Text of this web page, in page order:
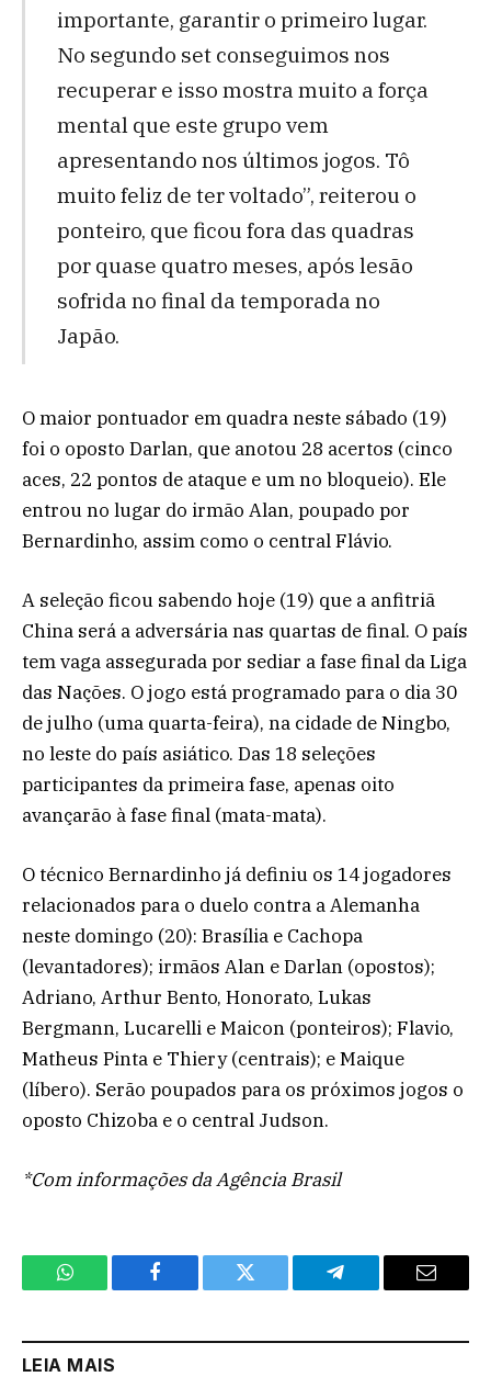
importante, garantir o primeiro lugar.
No segundo set conseguimos nos
recuperar e isso mostra muito a força
mental que este grupo vem
apresentando nos últimos jogos. Tô
muito feliz de ter voltado”, reiterou o
ponteiro, que ficou fora das quadras
por quase quatro meses, após lesão
sofrida no final da temporada no
Japão.
O maior pontuador em quadra neste sábado (19)
foi o oposto Darlan, que anotou 28 acertos (cinco
aces, 22 pontos de ataque e um no bloqueio). Ele
entrou no lugar do irmão Alan, poupado por
Bernardinho, assim como o central Flávio.
A seleção ficou sabendo hoje (19) que a anfitriã
China será a adversária nas quartas de final. O país
tem vaga assegurada por sediar a fase final da Liga
das Nações. O jogo está programado para o dia 30
de julho (uma quarta-feira), na cidade de Ningbo,
no leste do país asiático. Das 18 seleções
participantes da primeira fase, apenas oito
avançarão à fase final (mata-mata).
O técnico Bernardinho já definiu os 14 jogadores
relacionados para o duelo contra a Alemanha
neste domingo (20): Brasília e Cachopa
(levantadores); irmãos Alan e Darlan (opostos);
Adriano, Arthur Bento, Honorato, Lukas
Bergmann, Lucarelli e Maicon (ponteiros); Flavio,
Matheus Pinta e Thiery (centrais); e Maique
(líbero). Serão poupados para os próximos jogos o
oposto Chizoba e o central Judson.
*Com informações da Agência Brasil
WhatsApp Facebook Twitter Telegram Email
LEIA MAIS